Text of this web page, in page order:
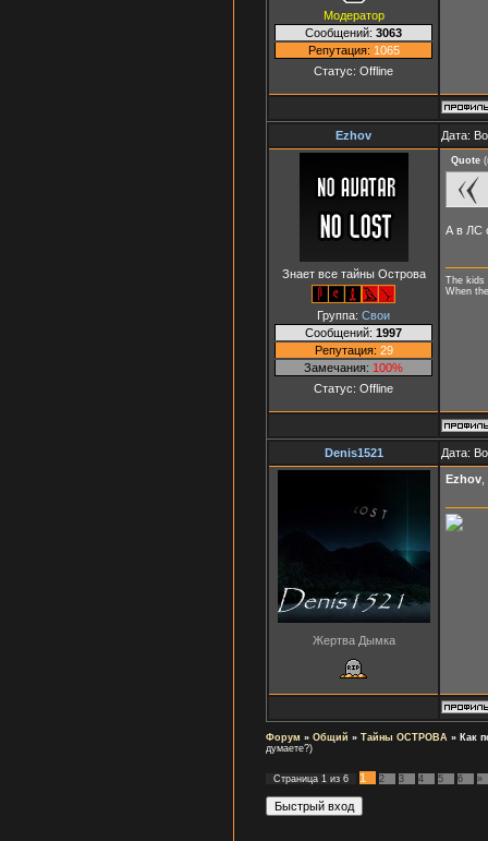
Модератор
Сообщений: 3063
Репутация: 1065
Статус: Offline
Ezhov Дата:
Знает все тайны Острова
Группа: Свои
Сообщений: 1997
Репутация: 29
Замечания: 100%
Статус: Offline
Quote (
А в ЛС
The kids
When
Denis1521 Дата:
Жертва Дымка
Ezhov
Форум » Общий » Тайны ОСТРОВА » Как
думаете?)
Страница 1 из 6 1 2 3 4 5 6 »